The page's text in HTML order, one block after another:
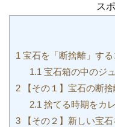
ス
1 宝石を「断捨離」する
1.1 宝石箱の中のジ
2 【その１】宝石の断
2.1 捨てる時期をカ
3 【その２】新しい宝